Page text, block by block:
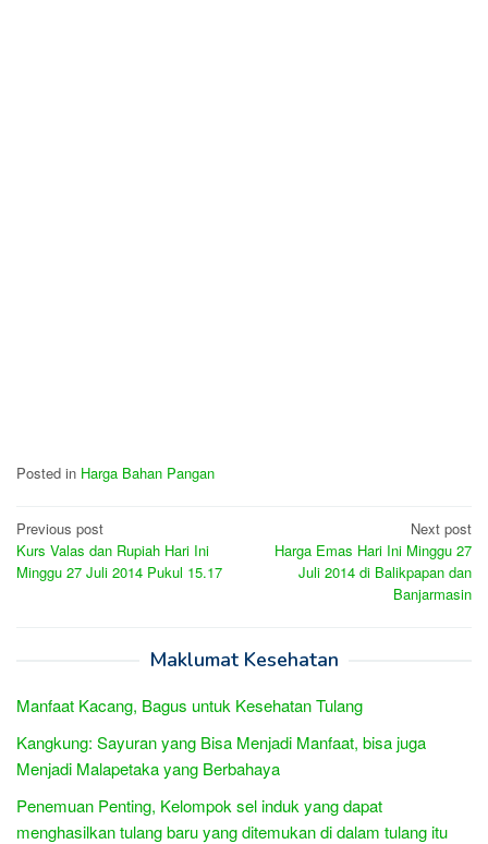
Posted in Harga Bahan Pangan
Post
navigation
Previous post
Kurs Valas dan Rupiah Hari Ini
Minggu 27 Juli 2014 Pukul 15.17
Next post
Harga Emas Hari Ini Minggu 27
Juli 2014 di Balikpapan dan
Banjarmasin
Maklumat Kesehatan
Manfaat Kacang, Bagus untuk Kesehatan Tulang
Kangkung: Sayuran yang Bisa Menjadi Manfaat, bisa juga
Menjadi Malapetaka yang Berbahaya
Penemuan Penting, Kelompok sel induk yang dapat
menghasilkan tulang baru yang ditemukan di dalam tulang itu